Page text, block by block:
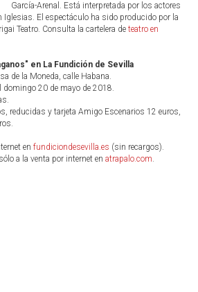
García-Arenal. Está interpretada por los actores
El espectáculo ha sido producido por la
Teatro. Consulta la cartelera de teatro en
en La Fundición de Sevilla
de la Moneda, calle Habana.
domingo 20 de mayo de 2018.
reducidas y tarjeta Amigo Escenarios 12 euros,
en fundiciondesevilla.es (sin recargos).
a la venta por internet en atrapalo.com.